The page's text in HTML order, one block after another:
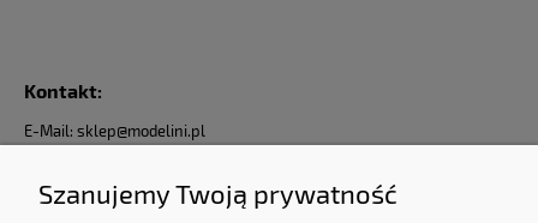
Kontakt:
E-Mail: sklep@modelini.pl
Szanujemy Twoją prywatność